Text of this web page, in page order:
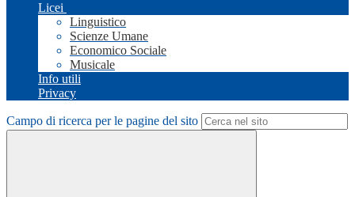
Licei
Linguistico
Scienze Umane
Economico Sociale
Musicale
Info utili
Privacy
Campo di ricerca per le pagine del sito